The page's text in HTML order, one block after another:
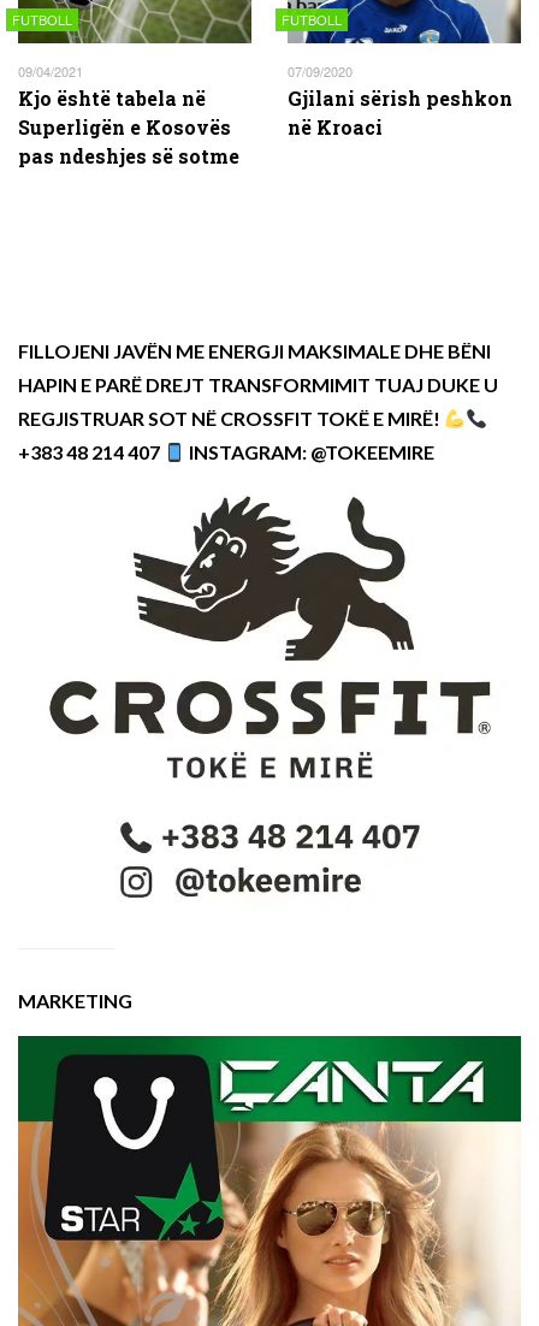
FUTBOLL
09/04/2021
Kjo është tabela në
Superligën e Kosovës
pas ndeshjes së sotme
FUTBOLL
07/09/2020
Gjilani sërish peshkon
në Kroaci
FILLOJENI JAVËN ME ENERGJI MAKSIMALE DHE BËNI
HAPIN E PARË DREJT TRANSFORMIMIT TUAJ DUKE U
REGJISTRUAR SOT NË CROSSFIT TOKË E MIRË!
+383 48 214 407
INSTAGRAM: @TOKEEMIRE
MARKETING